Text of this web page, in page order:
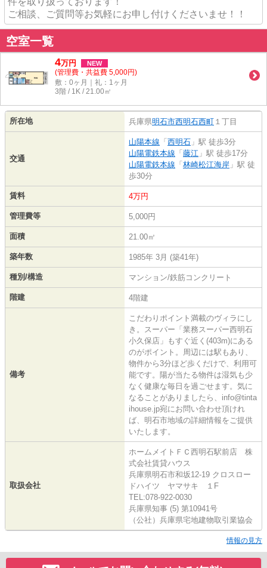
ご相談、ご質問等お気軽にお申し付けくださいませ！！
空室一覧
4万円 NEW
(管理費・共益費 5,000円)
敷：0ヶ月｜礼：1ヶ月
3階 / 1K / 21.00㎡
所在地 兵庫県明石市西明石西町 １丁目
交通
山陽本線 「 西明石 」駅 徒歩3分
山陽電鉄本線 「 藤江 」駅 徒歩17分
山陽電鉄本線 「 林崎松江海岸 」駅 徒
歩30分
賃料 4万円
管理費等 5,000円
面積 21.00㎡
築年数 1985年 3月 (築41年)
種別/構造 マンション/鉄筋コンクリート
階建 4階建
備考
こだわりポイント満載のヴィラにし
き。スーパー「業務スーパー西明石
小久保店」もすぐ近く(403m)にある
のがポイント。周辺には駅もあり、
物件から3分ほど歩くだけで、利用可
能です。陽が当たる物件は湿気も少
なく健康な毎日を過ごせます。気に
なることがありましたら、info@tinta
ihouse.jp宛にお問い合わせ頂けれ
ば、明石市地域の詳細情報をご提供
いたします。
取扱会社
ホームメイトＦＣ西明石駅前店 株
式会社賃貸ハウス
兵庫県明石市和坂12-19 クロスロー
ドハイツ ヤマサキ １F
TEL:078-922-0030
兵庫県知事 (5) 第10941号
（公社）兵庫県宅地建物取引業協会
情報の見方